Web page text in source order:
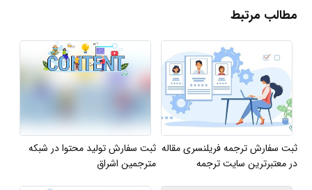
مطالب مرتبط
ثبت سفارش ترجمه فریلنسری مقاله
در معتبرترین سایت ترجمه
ثبت سفارش تولید محتوا در شبکه
مترجمین اشراق